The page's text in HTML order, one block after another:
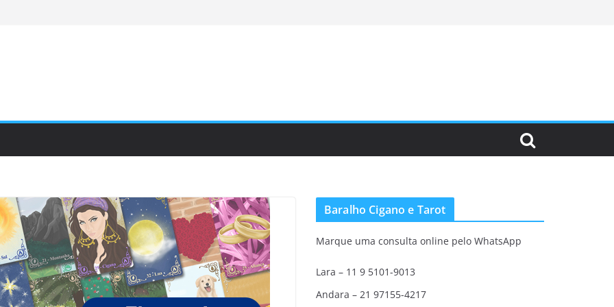
Baralho Cigano e Tarot
Marque uma consulta online pelo WhatsApp
Lara – 11 9 5101-9013
Andara – 21 97155-4217